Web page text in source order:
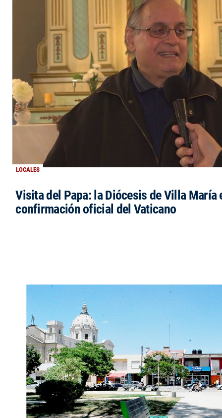
LOCALES
Visita del Papa: la Diócesis de Villa María
confirmación oficial del Vaticano